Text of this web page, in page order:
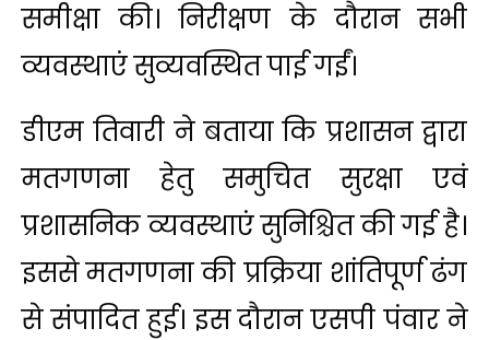
समीक्षा की। निरीक्षण के दौरान सभी
व्यवस्थाएं सुव्यवस्थित पाई गईं।
डीएम तिवारी ने बताया कि प्रशासन द्वारा
मतगणना हेतु समुचित सुरक्षा एवं
प्रशासनिक व्यवस्थाएं सुनिश्चित की गई है।
इससे मतगणना की प्रक्रिया शांतिपूर्ण ढंग
से संपादित हुई। इस दौरान एसपी पंवार ने